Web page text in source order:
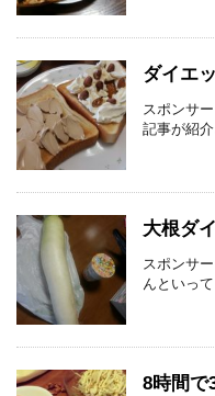
ダイエ
スポンサ
記事が紹
大根ダ
スポンサ
んといっ
8時間で